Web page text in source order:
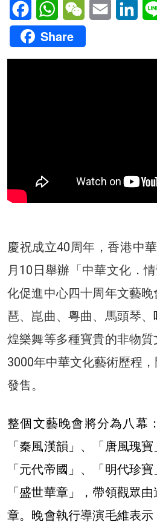
FacebookWhatsAppWeChatEmail
Share
慶祝成立40周年，香港中
月10日舉辦「中華文化．
化促進中心四十周年文藝
琶、崑曲、粵曲、馬頭琴、
煌樂舞等多種寶貴的非物
3000年中華文化藝術歷程
發售。
整個文藝晚會將分為八幕
「秦風漢韻」、「唐風瑰
「元代帝國」、「明代珍
「盛世華章」，帶領觀眾
章。晚會執行導演毛維表